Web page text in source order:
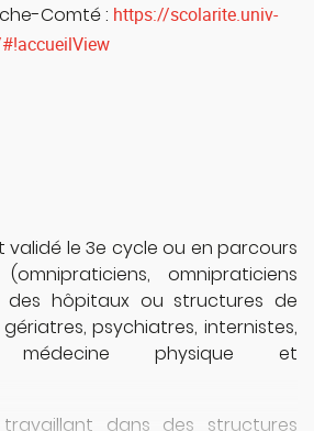
Comté : https://scolarite.univ-
validé le 3e cycle ou en parcours
omnipraticiens
des hôpitaux ou structures de
psychiatres, internistes,
médecine physique et
travaillant dans des structures